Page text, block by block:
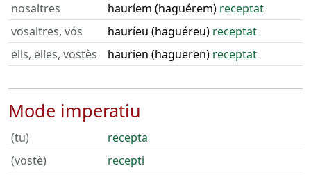
nosaltres
hauríem (haguérem) receptat
vosaltres, vós
hauríeu (haguéreu) receptat
ells, elles, vostès
haurien (hagueren) receptat
Mode imperatiu
(tu)
recepta
(vostè)
recepti